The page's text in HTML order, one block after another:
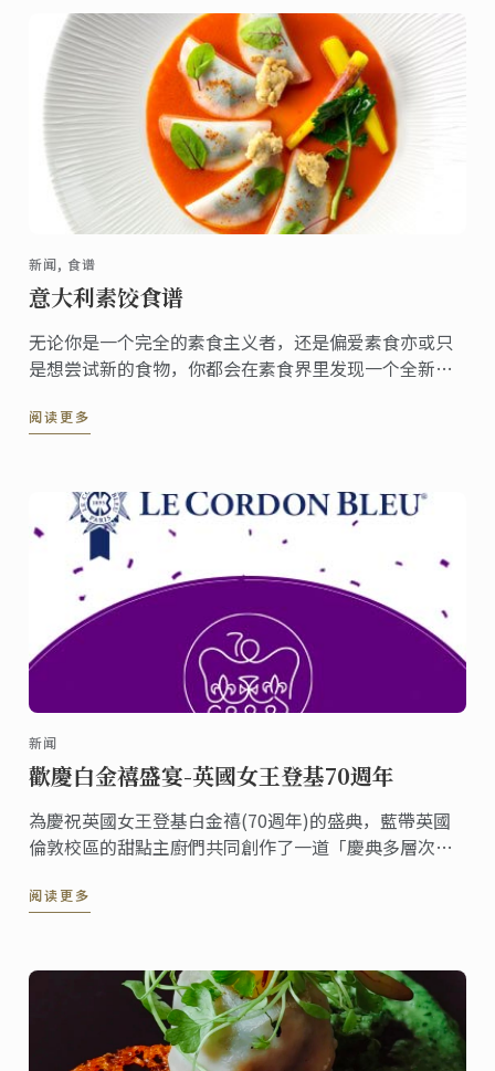
新闻, 食谱
意大利素饺食谱
无论你是一个完全的素食主义者，还是偏爱素食亦或只
是想尝试新的食物，你都会在素食界里发现一个全新的
阅读更多
新闻
歡慶白金禧盛宴-英國女王登基70週年
為慶祝英國女王登基白金禧(70週年)的盛典，藍帶英國
倫敦校區的甜點主廚們共同創作了一道「慶典多層次蛋
禧皇冠》這道甜點包含了香檳慕斯、糖漬紅漿果、檸檬
阅读更多